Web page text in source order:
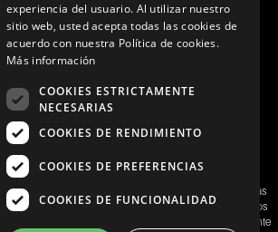
Telf.:+51 989 174 974
info@johnholden.com.pe
a 6:00 pm de lunes a viernes
, Urb. La Campiña , Chorrillos
la aceptación de los
y de las
SAMITEX S.A. Las fotos son a modo ilustrativo.Los precios
web
son válidos exclusivamente
experiencia del usuario. Al utilizar nuestro
sitio web, usted acepta todas las cookies de
acuerdo con nuestra Política de cookies.
Más información
COOKIES ESTRICTAMENTE
NECESARIAS
COOKIES DE RENDIMIENTO
COOKIES DE PREFERENCIAS
COOKIES DE FUNCIONALIDAD